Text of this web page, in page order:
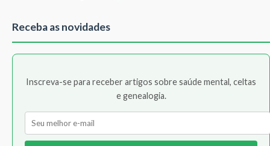
Receba as novidades
Inscreva-se para receber artigos sobre saúde mental, celtas
e genealogia.